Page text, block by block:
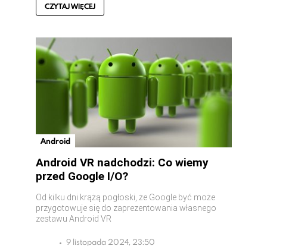
CZYTAJ WIĘCEJ
Android
Android VR nadchodzi: Co wiemy
przed Google I/O?
Od kilku dni krążą pogłoski, że Google być może
przygotowuje się do zaprezentowania własnego
zestawu Android VR
9 listopada 2024, 23:50